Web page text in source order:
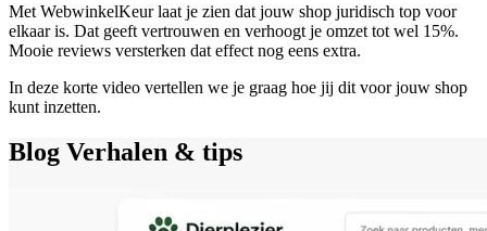
Met WebwinkelKeur laat je zien dat jouw shop juridisch top voor
elkaar is. Dat geeft vertrouwen en verhoogt je omzet tot wel 15%.
Mooie reviews versterken dat effect nog eens extra.
In deze korte video vertellen we je graag hoe jij dit voor jouw shop
kunt inzetten.
Blog Verhalen & tips